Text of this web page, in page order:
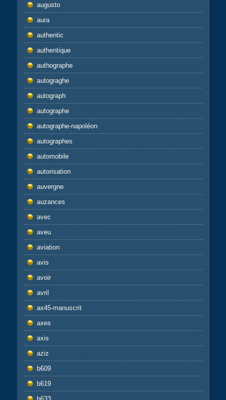
augusto
aura
authentic
authentique
authographe
autograghe
autograph
autographe
autographe-napoléon
autographes
automobile
autorisation
auvergne
auzances
avec
aveu
aviation
avis
avoir
avril
ax45-manuscrit
axes
axis
aziz
b609
b619
b633